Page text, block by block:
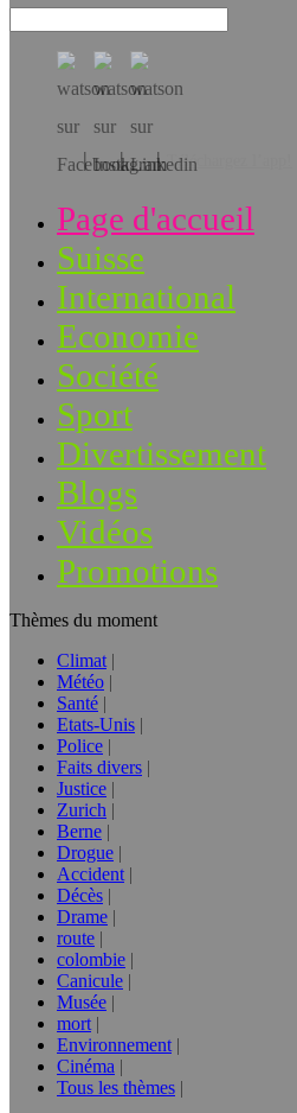
Téléchargez l’app!
Page d'accueil
Suisse
International
Economie
Société
Sport
Divertissement
Blogs
Vidéos
Promotions
Thèmes du moment
Climat
Météo
Santé
Etats-Unis
Police
Faits divers
Justice
Zurich
Berne
Drogue
Accident
Décès
Drame
route
colombie
Canicule
Musée
mort
Environnement
Cinéma
Tous les thèmes